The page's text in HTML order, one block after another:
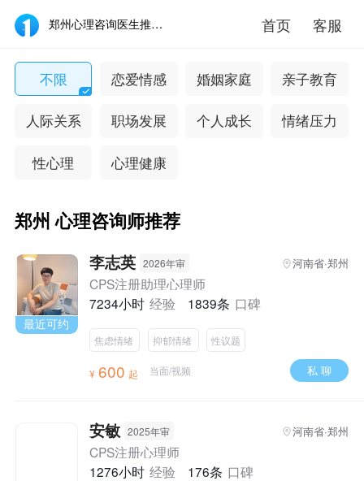
郑州心理咨询医生推荐_郑州心理咨询专家哪个好-壹点灵 首页 客服
不限 恋爱情感 婚姻家庭 亲子教育
人际关系 职场发展 个人成长 情绪压力
性心理 心理健康
郑州 心理咨询师推荐
最近可约
李志英 2026年审 河南省·郑州
CPS注册助理心理师
7234小时 经验 1839条 口碑
焦虑情绪 抑郁情绪 性议题
¥ 600 起 当面/视频 私 聊
安敏 2025年审 河南省·郑州
CPS注册心理师
1276小时 经验 176条 口碑